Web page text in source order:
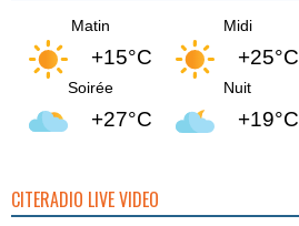
Matin
+15°C
Midi
+25°C
Soirée
+27°C
Nuit
+19°C
CITERADIO LIVE VIDEO